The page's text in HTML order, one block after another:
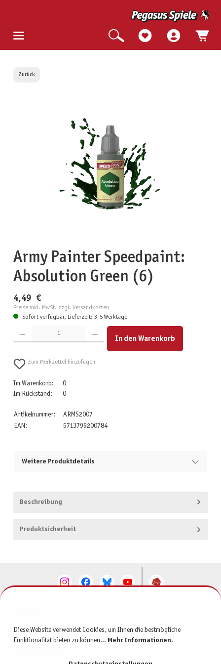
Zurück
Army Painter Speedpaint:
Absolution Green (6)
4,49 €
Preise inkl. MwSt. zzgl. Versandkosten
Sofort verfügbar, Lieferzeit: 3-5 Werktage
Produkt Anzahl: Gib den gewünschten Wert ein oder benutze die Schaltflächen um die Anzahl zu
In den Warenkorb
Zum Merkzettel hinzufügen
Im Warenkorb:
0
Im Rückstand:
0
Artikelnummer:
ARMS2007
EAN:
5713799200784
Weitere Produktdetails
Beschreibung
Produktsicherheit
SERVICE
Diese Website verwendet Cookies, um Ihnen die bestmögliche
Funktionalität bieten zu können... Mehr Informationen.